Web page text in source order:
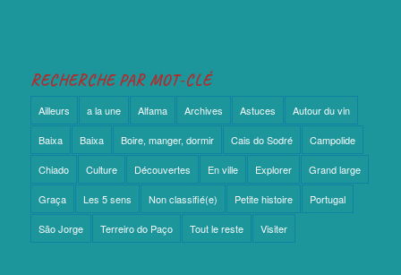
RECHERCHE PAR MOT-CLÉ
Ailleurs a la une Alfama Archives Astuces Autour du vin
Baixa Baixa Boire, manger, dormir Cais do Sodré Campolide
Chiado Culture Découvertes En ville Explorer Grand large
Graça Les 5 sens Non classifié(e) Petite histoire Portugal
São Jorge Terreiro do Paço Tout le reste Visiter